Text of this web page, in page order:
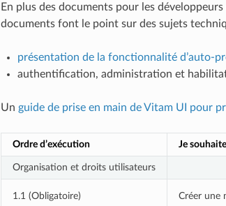
En plus des documents pour les
documents font le point sur des sujets
présentation de la fonctionnalité d’auto-
authentification, administration et
Un guide de prise en main de Vitam UI pour
Ordre d’exécution Je
Organisation et droits utilisateurs
1.1 (Obligatoire) Créer une